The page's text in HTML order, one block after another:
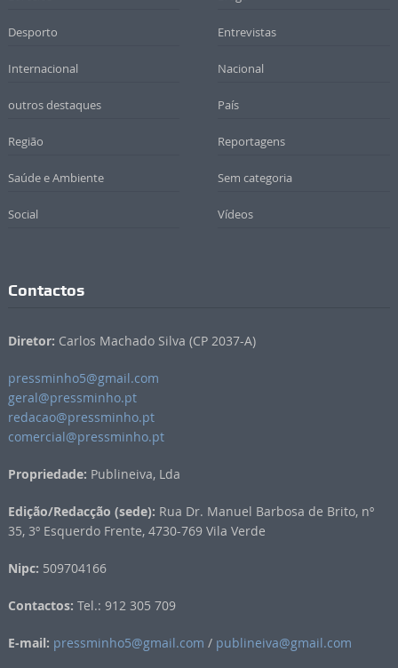
Desporto Entrevistas
Internacional Nacional
outros destaques País
Região Reportagens
Saúde e Ambiente Sem categoria
Social Vídeos
Contactos
Diretor: Carlos Machado Silva (CP 2037-A)
pressminho5@gmail.com
geral@pressminho.pt
redacao@pressminho.pt
comercial@pressminho.pt
Propriedade: Publineiva, Lda
Edição/Redacção (sede): Rua Dr. Manuel Barbosa de Brito, nº
35, 3º Esquerdo Frente, 4730-769 Vila Verde
Nipc: 509704166
Contactos: Tel.: 912 305 709
E-mail: pressminho5@gmail.com / publineiva@gmail.com